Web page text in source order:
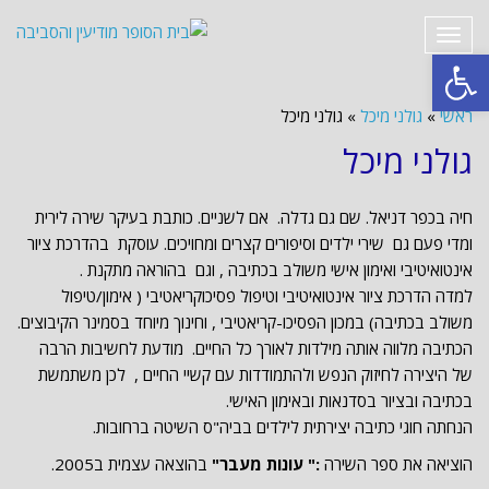
פתח סרגל נגישות
תפריט
ראשי » גולני מיכל » גולני מיכל
גולני מיכל
חיה בכפר דניאל. שם גם גדלה. אם לשניים. כותבת בעיקר שירה לירית
ומדי פעם גם שירי ילדים וסיפורים קצרים ומחויכים. עוסקת בהדרכת ציור
אינטואיטיבי ואימון אישי משולב בכתיבה , וגם בהוראה מתקנת .
למדה הדרכת ציור אינטואיטיבי וטיפול פסיכוקריאטיבי ( אימון/טיפול
משולב בכתיבה) במכון הפסיכו-קריאטיבי , וחינוך מיוחד בסמינר הקיבוצים.
הכתיבה מלווה אותה מילדות לאורך כל החיים. מודעת לחשיבות הרבה
של היצירה לחיזוק הנפש ולהתמודדות עם קשיי החיים , לכן משתמשת
בכתיבה ובציור בסדנאות ובאימון האישי.
הנחתה חוגי כתיבה יצירתית לילדים בביה"ס השיטה ברחובות.
הוציאה את ספר השירה :" עונות מעבר" בהוצאה עצמית ב2005.